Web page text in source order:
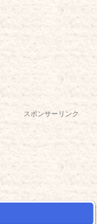
スポンサーリンク